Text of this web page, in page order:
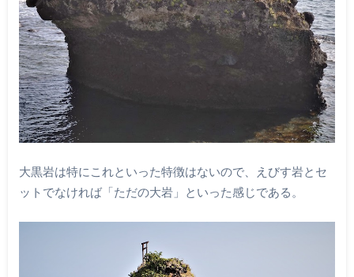
大黒岩は特にこれといった特徴はないので、えびす岩とセ
ットでなければ「ただの大岩」といった感じである。